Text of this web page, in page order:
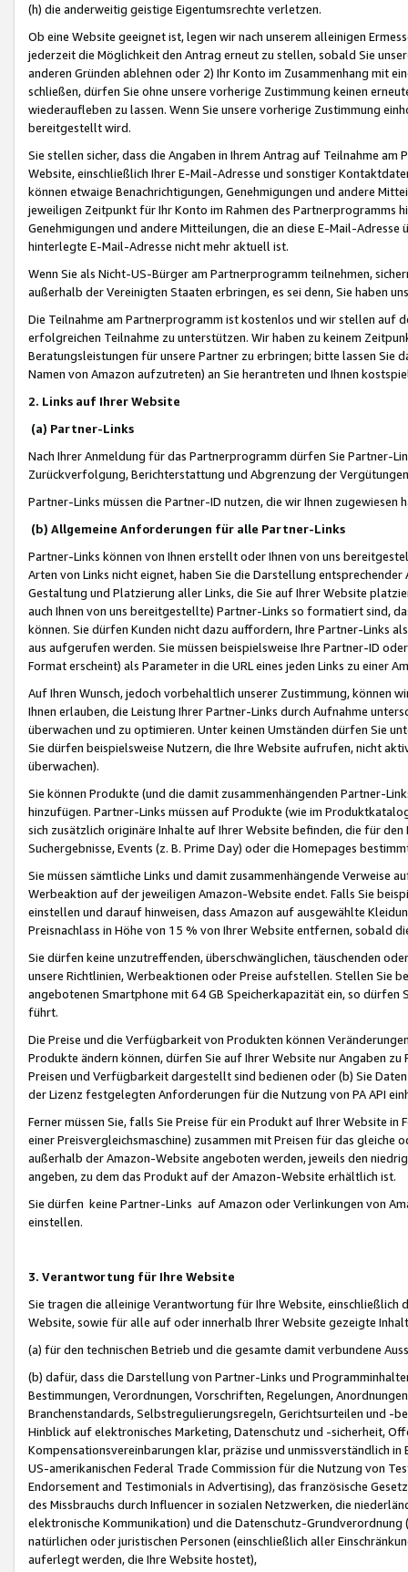
(h) die anderweitig geistige Eigentumsrechte verletzen.
Ob eine Website geeignet ist, legen wir nach unserem alleinigen
jederzeit die Möglichkeit den Antrag erneut zu stellen, sobald Sie
anderen Gründen ablehnen oder 2) Ihr Konto im Zusammenhang mit
schließen, dürfen Sie ohne unsere vorherige Zustimmung keinen
wiederaufleben zu lassen. Wenn Sie unsere vorherige Zustimmung
bereitgestellt wird.
Sie stellen sicher, dass die Angaben in Ihrem Antrag auf Teilnahme
Website, einschließlich Ihrer E-Mail-Adresse und sonstiger
können etwaige Benachrichtigungen, Genehmigungen und andere
jeweiligen Zeitpunkt für Ihr Konto im Rahmen des Partnerprogramms
Genehmigungen und andere Mitteilungen, die an diese E-Mail-
hinterlegte E-Mail-Adresse nicht mehr aktuell ist.
Wenn Sie als Nicht-US-Bürger am Partnerprogramm teilnehmen,
außerhalb der Vereinigten Staaten erbringen, es sei denn, Sie haben
Die Teilnahme am Partnerprogramm ist kostenlos und wir stellen auf
erfolgreichen Teilnahme zu unterstützen. Wir haben zu keinem
Beratungsleistungen für unsere Partner zu erbringen; bitte lassen Sie
Namen von Amazon aufzutreten) an Sie herantreten und Ihnen
2. Links auf Ihrer Website
(a) Partner-Links
Nach Ihrer Anmeldung für das Partnerprogramm dürfen Sie Partner-
Zurückverfolgung, Berichterstattung und Abgrenzung der
Partner-Links müssen die Partner-ID nutzen, die wir Ihnen zugewiesen
(b) Allgemeine Anforderungen für alle Partner-Links
Partner-Links können von Ihnen erstellt oder Ihnen von uns
Arten von Links nicht eignet, haben Sie die Darstellung
Gestaltung und Platzierung aller Links, die Sie auf Ihrer Website
auch Ihnen von uns bereitgestellte) Partner-Links so formatiert sind,
können. Sie dürfen Kunden nicht dazu auffordern, Ihre Partner-Links
aus aufgerufen werden. Sie müssen beispielsweise Ihre Partner-ID
Format erscheint) als Parameter in die URL eines jeden Links zu einer
Auf Ihren Wunsch, jedoch vorbehaltlich unserer Zustimmung, können
Ihnen erlauben, die Leistung Ihrer Partner-Links durch Aufnahme
überwachen und zu optimieren. Unter keinen Umständen dürfen Sie
Sie dürfen beispielsweise Nutzern, die Ihre Website aufrufen, nicht
überwachen).
Sie können Produkte (und die damit zusammenhängenden Partner-
hinzufügen. Partner-Links müssen auf Produkte (wie im
sich zusätzlich originäre Inhalte auf Ihrer Website befinden, die für
Suchergebnisse, Events (z. B. Prime Day) oder die Homepages
Sie müssen sämtliche Links und damit zusammenhängende
Werbeaktion auf der jeweiligen Amazon-Website endet. Falls Sie
einstellen und darauf hinweisen, dass Amazon auf ausgewählte
Preisnachlass in Höhe von 15 % von Ihrer Website entfernen, sobald
Sie dürfen keine unzutreffenden, überschwänglichen, täuschenden
unsere Richtlinien, Werbeaktionen oder Preise aufstellen. Stellen Sie
angebotenen Smartphone mit 64 GB Speicherkapazität ein, so dürfen
führt.
Die Preise und die Verfügbarkeit von Produkten können
Produkte ändern können, dürfen Sie auf Ihrer Website nur Angaben
Preisen und Verfügbarkeit dargestellt sind bedienen oder (b) Sie
der Lizenz festgelegten Anforderungen für die Nutzung von PA API
Ferner müssen Sie, falls Sie Preise für ein Produkt auf Ihrer Website
einer Preisvergleichsmaschine) zusammen mit Preisen für das
außerhalb der Amazon-Website angeboten werden, jeweils den
angeben, zu dem das Produkt auf der Amazon-Website erhältlich ist.
Sie dürfen keine Partner-Links auf Amazon oder Verlinkungen von
einstellen.
3. Verantwortung für Ihre Website
Sie tragen die alleinige Verantwortung für Ihre Website,
Website, sowie für alle auf oder innerhalb Ihrer Website gezeigte
(a) für den technischen Betrieb und die gesamte damit verbundene
(b) dafür, dass die Darstellung von Partner-Links und
Bestimmungen, Verordnungen, Vorschriften, Regelungen,
Branchenstandards, Selbstregulierungsregeln, Gerichtsurteilen und -
Hinblick auf elektronisches Marketing, Datenschutz und -sicherheit,
Kompensationsvereinbarungen klar, präzise und unmissverständlich
US-amerikanischen Federal Trade Commission für die Nutzung von
Endorsement and Testimonials in Advertising), das französische
des Missbrauchs durch Influencer in sozialen Netzwerken, die
elektronische Kommunikation) und die Datenschutz-
natürlichen oder juristischen Personen (einschließlich aller
auferlegt werden, die Ihre Website hostet),